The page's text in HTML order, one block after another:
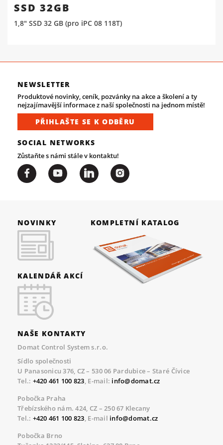
SSD 32GB
1,8" SSD 32 GB (pro iPC 08 118T)
NEWSLETTER
Produktové novinky, ceník, pozvánky na akce a školení a ty
nejzajímavější informace z naší společnosti na jednom místě!
PŘIHLAŠTE SE K ODBĚRU
SOCIAL NETWORKS
Zůstaňte s námi stále v kontaktu!
NOVINKY
KALENDÁŘ AKCÍ
KOMPLETNÍ KATALOG
NAŠE KONTAKTY
Domat Control System s.r.o.
Sídlo společnosti
U Panasonicu 376, CZ – 530 06 Pardubice – Staré Čívice
Tel.: +420 461 100 823, E-mail: info@domat.cz
Pobočka Praha
Třebízského nám. 424, CZ – 250 67 Klecany
Tel.: +420 461 100 823, E-mail info@domat.cz
Pobočka Brno